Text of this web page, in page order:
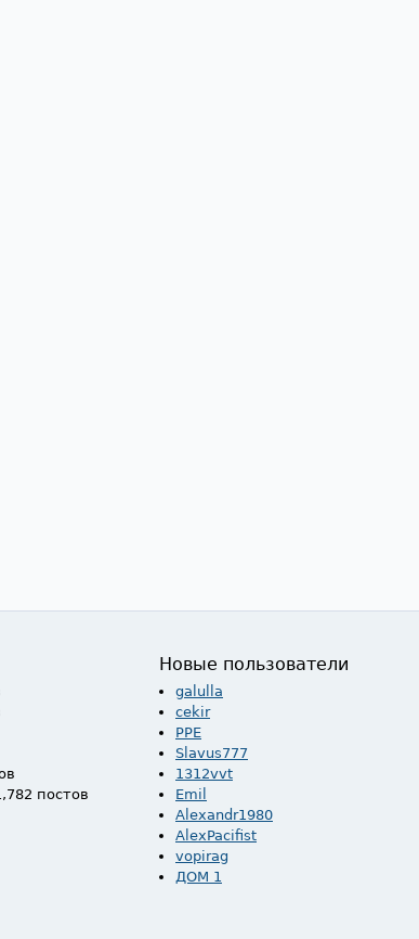
постов
Новые пользователи
galulla
cekir
PPE
Slavus777
1312vvt
Emil
Alexandr1980
AlexPacifist
vopirag
ДОМ 1